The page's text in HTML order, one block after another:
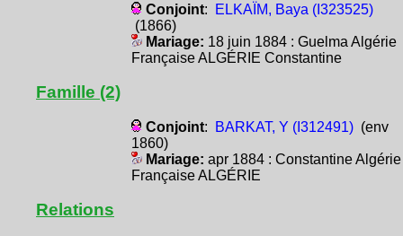
Conjoint:
ELKAÏM, Baya (I323525)
(1866)
Mariage: 18 juin 1884 : Guelma Algérie
Française ALGÉRIE Constantine
Famille (2)
Conjoint: BARKAT, Y (I312491)(env
1860)
Mariage: apr 1884 : Constantine Algérie
Française ALGÉRIE
Relations